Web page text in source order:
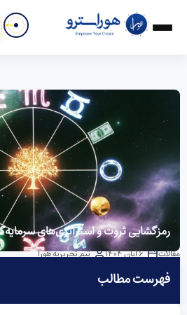
رمزگشایی ثروت و استراتژی‌های
مقالات 6 آبان 1404 تیم تحریریه هورا
فهرست مطالب